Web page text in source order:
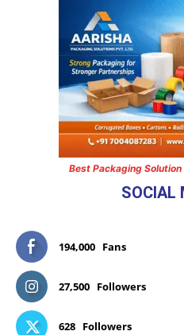
Best Packaging
SOCIAL
194,000 Fans
27,500 Followers
628 Followers